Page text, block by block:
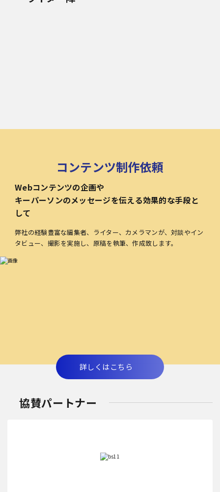
コンテンツ制作依頼
Webコンテンツの企画や
キーパーソンのメッセージを伝える効果的な手段と
して
弊社の経験豊富な編集者、ライター、カメラマンが、対談やイン
タビュー、撮影を実施し、原稿を執筆、作成致します。
詳しくはこちら
協賛パートナー